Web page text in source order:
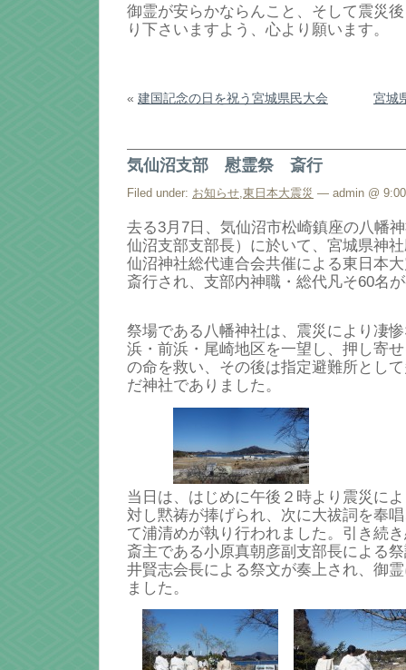
御霊が安らかならんこと、そして震災
り下さいますよう、心より願います。
« 建国記念の日を祝う宮城県民大会 宮城
気仙沼支部 慰霊祭 斎行
Filed under: お知らせ,東日本大震災 — admin @
去る3月7日、気仙沼市松崎鎮座の八幡
仙沼支部支部長）に於いて、宮城県神
仙沼神社総代連合会共催による東日本
斎行され、支部内神職・総代凡そ60名
祭場である八幡神社は、震災により凄
浜・前浜・尾崎地区を一望し、押し寄
の命を救い、その後は指定避難所とし
だ神社でありました。
当日は、はじめに午後２時より震災に
対し黙祷が捧げられ、次に大祓詞を奉
て浦清めが執り行われました。引き続
斎主である小原真朝彦副支部長による
井賢志会長による祭文が奏上され、御
ました。